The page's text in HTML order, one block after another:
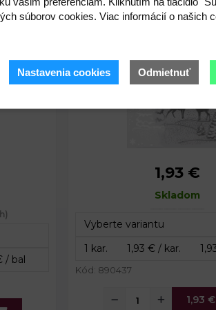
cm Rozmery balenia:1,93 €
Skladom
Kód: 890437
1,93 €
súborov cookies. Viac informácií o našich
Nastavenia cookies Odmietnuť